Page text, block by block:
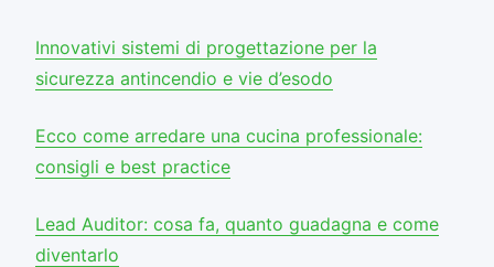
Innovativi sistemi di progettazione per la
sicurezza antincendio e vie d’esodo
Ecco come arredare una cucina professionale:
consigli e best practice
Lead Auditor: cosa fa, quanto guadagna e come
diventarlo